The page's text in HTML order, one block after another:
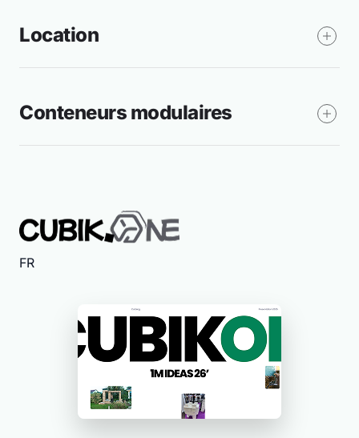
Location
Conteneurs modulaires
FR